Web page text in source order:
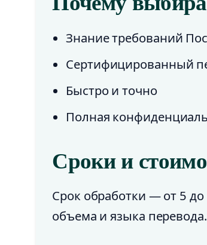
Знание требований
Сертифицированный
Быстро и точно
Полная
Сроки и
Срок обработки — от 5
объема и языка перевода.